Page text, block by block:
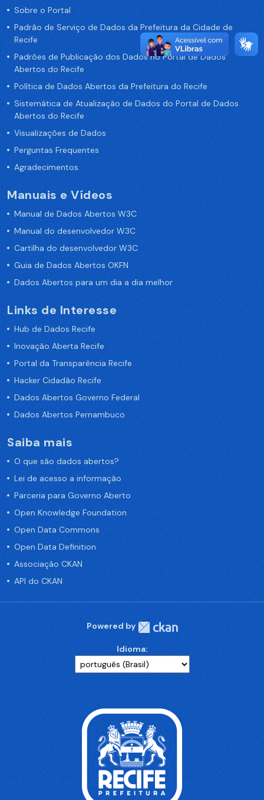
Sobre o Portal
Padrão de Serviço de Dados da Prefeitura da Cidade de
Recife
Padrões de Publicação dos Dados no Portal de Dados
Abertos do Recife
Política de Dados Abertos da Prefeitura do Recife
Sistemática de Atualização de Dados do Portal de Dados
Abertos do Recife
Visualizações de Dados
Perguntas Frequentes
Agradecimentos
Manuais e Vídeos
Manual de Dados Abertos W3C
Manual do desenvolvedor W3C
Cartilha do desenvolvedor W3C
Guia de Dados Abertos OKFN
Dados Abertos para um dia a dia melhor
Links de Interesse
Hub de Dados Recife
Inovação Aberta Recife
Portal da Transparência Recife
Hacker Cidadão Recife
Dados Abertos Governo Federal
Dados Abertos Pernambuco
Saiba mais
O que são dados abertos?
Lei de acesso a informação
Parceria para Governo Aberto
Open Knowledge Foundation
Open Data Commons
Open Data Definition
Associação CKAN
API do CKAN
Powered by
Idioma